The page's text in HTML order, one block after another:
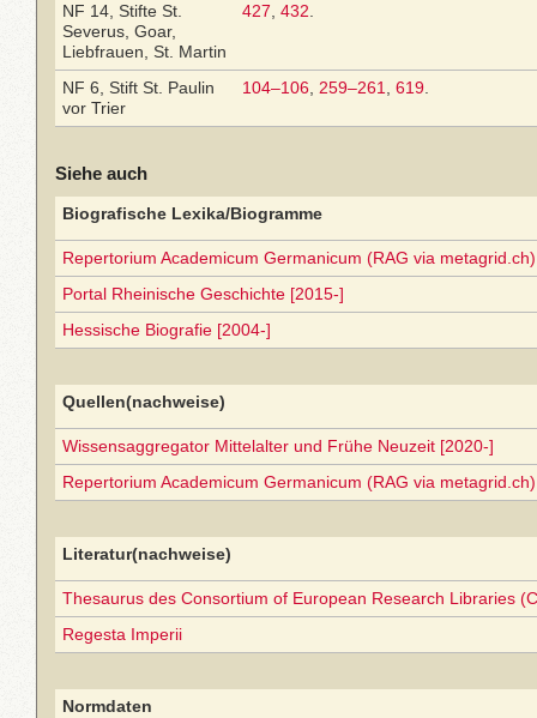
NF 14, Stifte St.
Severus, Goar,
Liebfrauen, St. Martin
427 432
NF 6, Stift St. Paulin
vor Trier
104–106 259–261 619
Siehe auch
Biografische Lexika/Biogramme
Repertorium Academicum Germanicum (RAG via
Portal Rheinische Geschichte [2015-]
Hessische Biografie [2004-]
Quellen(nachweise)
Wissensaggregator Mittelalter und Frühe Neuzeit [2020-]
Repertorium Academicum Germanicum (RAG via
Literatur(nachweise)
Thesaurus des Consortium of European Research Libraries
Regesta Imperii
Normdaten